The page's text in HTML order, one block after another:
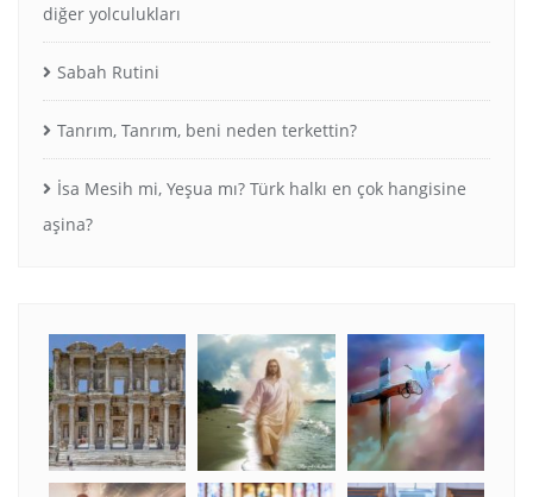
diğer yolculukları
Sabah Rutini
Tanrım, Tanrım, beni neden terkettin?
İsa Mesih mi, Yeşua mı? Türk halkı en çok hangisine
aşina?